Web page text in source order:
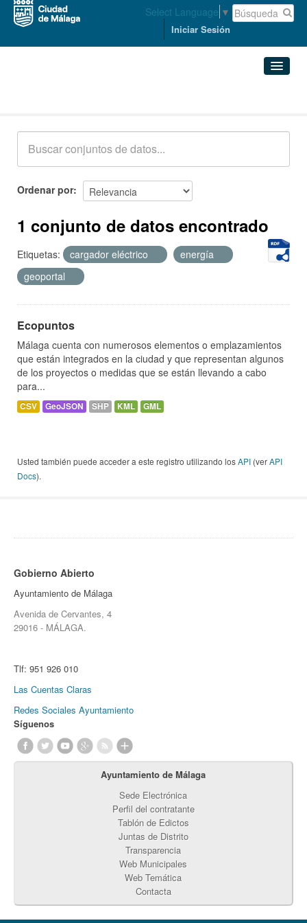
Select Language ▼
Iniciar Sesión
Acerca de
Ordenar por
1 conjunto de datos encontrado
Etiquetas: cargador eléctrico
energía
geoportal
Ecopuntos
Málaga cuenta con numerosos elementos o emplazamientos
que están integrados en la ciudad y que representan algunos
de los proyectos o medidas que se están llevando a cabo
para...
CSV GeoJSON SHP KML GML
Usted también puede acceder a este registro utilizando losAPI (verAPI
Docs).
Gobierno Abierto
Ayuntamiento de Málaga
Avenida de Cervantes, 4
29016 - MÁLAGA.
Tlf: 951 926 010
Las Cuentas Claras
Redes Sociales Ayuntamiento
Síguenos
Ayuntamiento de Málaga
Sede Electrónica
Perfil del contratante
Tablón de Edictos
Juntas de Distrito
Transparencia
Web Municipales
Web Temática
Contacta